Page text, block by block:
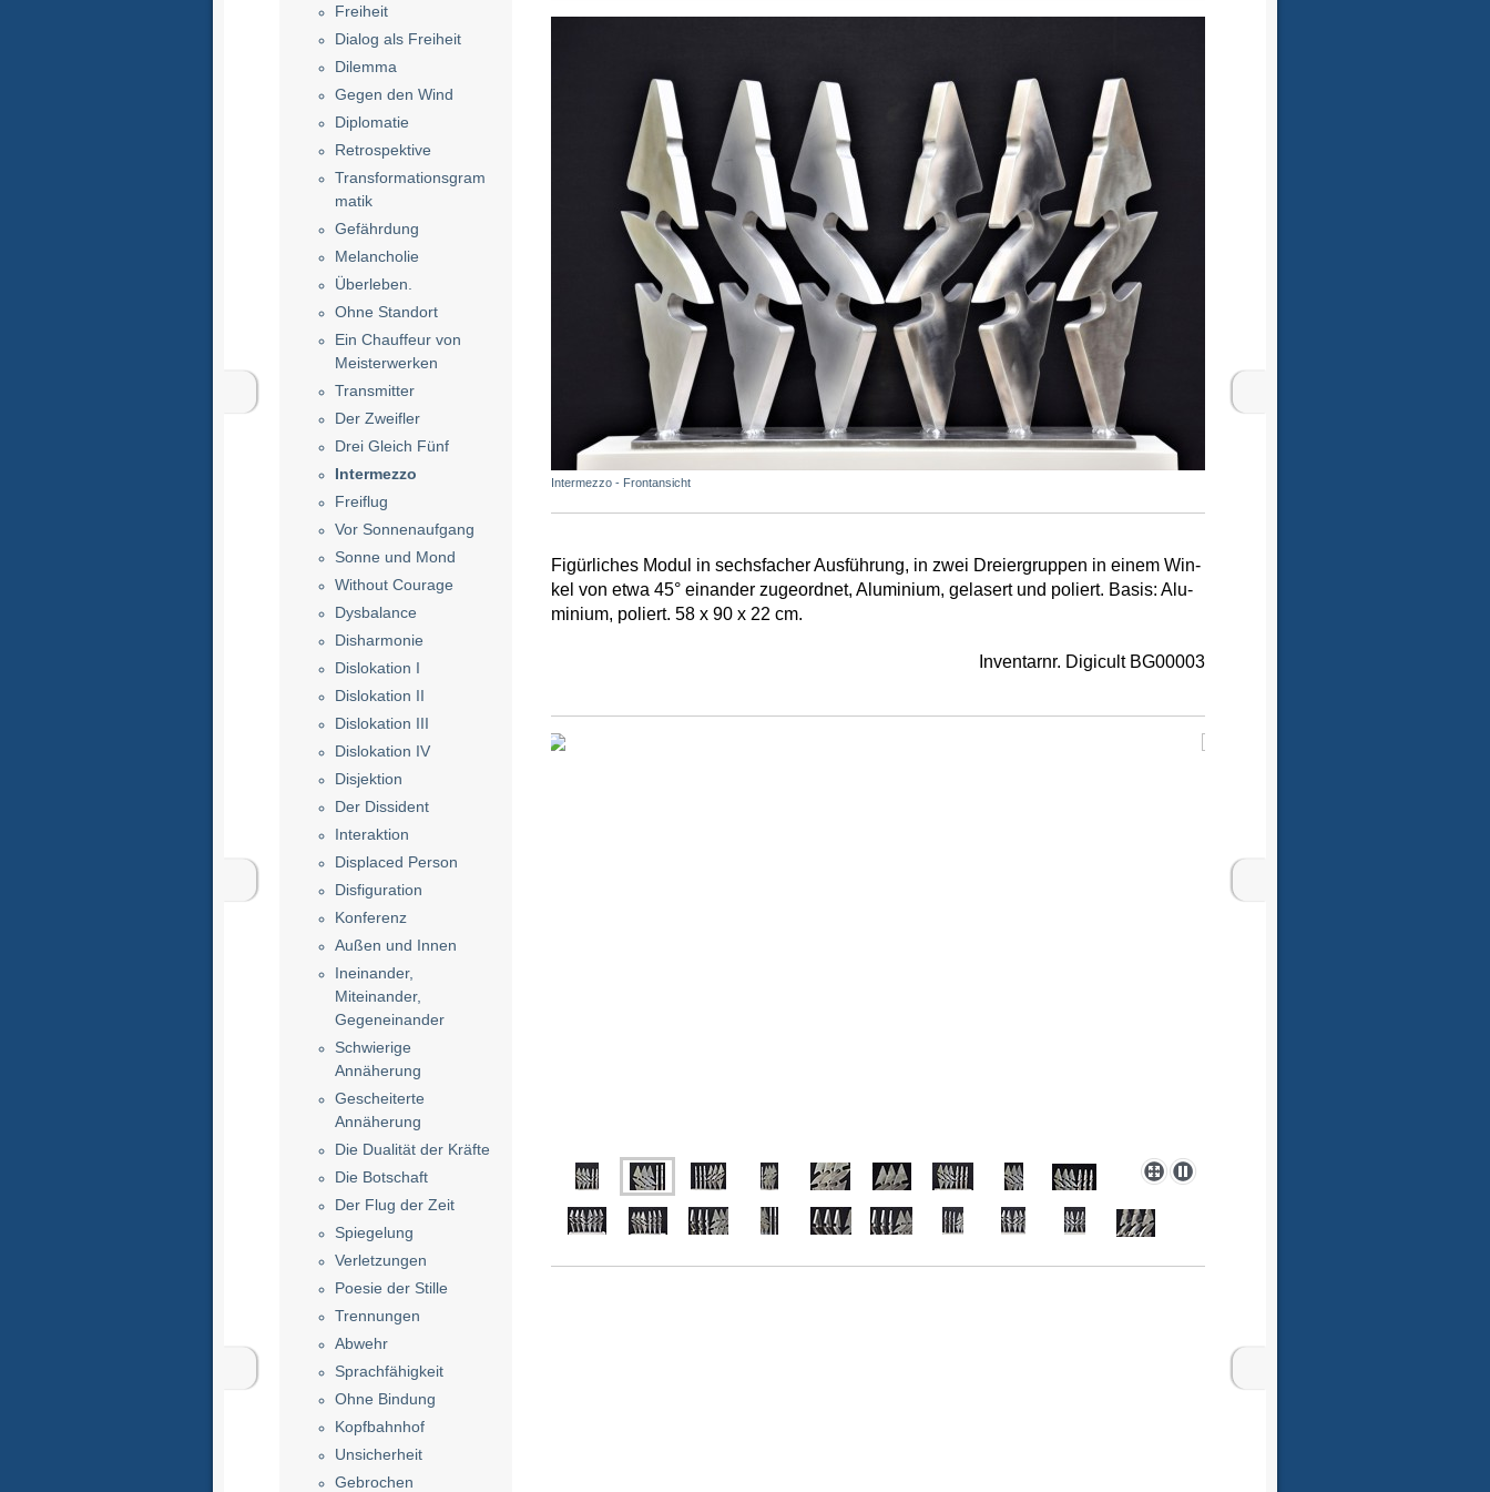
Freiheit
Dialog als Freiheit
Dilemma
Gegen den Wind
Diplomatie
Retrospektive
Transformationsgram
matik
Gefährdung
Melancholie
Überleben.
Ohne Standort
Ein Chauffeur von
Meisterwerken
Transmitter
Der Zweifler
Drei Gleich Fünf
Intermezzo
Freiflug
Vor Sonnenaufgang
Sonne und Mond
Without Courage
Dysbalance
Disharmonie
Dislokation I
Dislokation II
Dislokation III
Dislokation IV
Disjektion
Der Dissident
Interaktion
Displaced Person
Disfiguration
Konferenz
Außen und Innen
Ineinander,
Miteinander,
Gegeneinander
Schwierige
Annäherung
Gescheiterte
Annäherung
Die Dualität der Kräfte
Die Botschaft
Der Flug der Zeit
Spiegelung
Verletzungen
Poesie der Stille
Trennungen
Abwehr
Sprachfähigkeit
Ohne Bindung
Kopfbahnhof
Unsicherheit
Gebrochen
Intermezzo - Frontansicht
Figürliches Modul in sechsfacher Ausführung, in zwei Dreiergruppen in einem Win-
kel von etwa 45° einander zugeordnet, Aluminium, gelasert und poliert. Basis: Alu-
minium, poliert. 58 x 90 x 22 cm.
Inventarnr. Digicult BG00003